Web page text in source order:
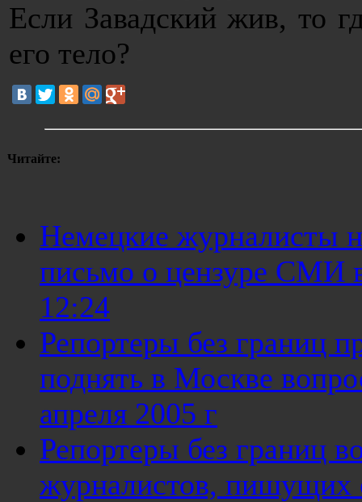
Если Завадский жив, то
его тело?
Читайте:
Немецкие журналисты
письмо о цензуре СМИ
12:24
Репортеры без границ
поднять в Москве
апреля 2005 г
Репортеры без границ
журналистов, пишущих